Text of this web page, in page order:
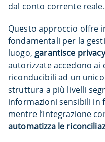
dal conto corrente reale.
Questo approccio offre
fondamentali per la
luogo, garantisce privacy
autorizzate accedono ai
riconducibili ad un
struttura a più livelli
informazioni sensibili in
mentre l’integrazione
automatizza le